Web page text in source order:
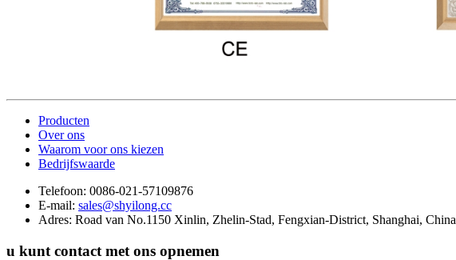
Producten
Over ons
Waarom voor ons kiezen
Bedrijfswaarde
Telefoon: 0086-021-57109876
E-mail: sales@shyilong.cc
Adres: Road van No.1150 Xinlin, Zhelin-Stad, Fengxian-District, Shanghai, China
u kunt contact met ons opnemen